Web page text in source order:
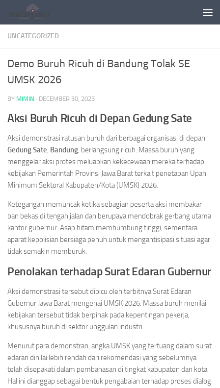
Skip to content
UNCATEGORIZED
Demo Buruh Ricuh di Bandung Tolak SE
UMSK 2026
BY MIMIN · DECEMBER 30, 2025
Aksi Buruh Ricuh di Depan Gedung Sate
Aksi demonstrasi ratusan buruh dari berbagai organisasi di depan
Gedung Sate, Bandung, berlangsung ricuh. Massa buruh yang
menggelar aksi protes meluapkan kekecewaan mereka terhadap
kebijakan Pemerintah Provinsi Jawa Barat terkait penetapan Upah
Minimum Sektoral Kabupaten/Kota (UMSK) 2026.
Ketegangan memuncak ketika sebagian peserta aksi membakar
ban bekas di tengah jalan dan berupaya mendobrak gerbang utama
kantor gubernur. Asap hitam membumbung tinggi, sementara
aparat kepolisian bersiaga penuh untuk mengantisipasi situasi agar
tidak semakin memburuk.
Penolakan terhadap Surat Edaran Gubernur
Aksi demonstrasi tersebut dipicu oleh terbitnya Surat Edaran
Gubernur Jawa Barat mengenai UMSK 2026. Massa buruh menilai
kebijakan tersebut tidak berpihak pada kepentingan pekerja,
khususnya buruh di sektor unggulan industri.
Menurut para demonstran, angka UMSK yang tertuang dalam surat
edaran dinilai lebih rendah dari rekomendasi yang sebelumnya
telah disepakati dalam pembahasan di tingkat kabupaten dan kota.
Hal ini dianggap sebagai bentuk pengabaian terhadap proses dialog